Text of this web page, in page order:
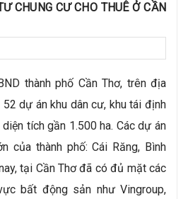
CHUNG CƯ CHO THUÊ Ở CẦN
thành phố Cần Thơ, trên địa
dự án khu dân cư, khu tái định
tích gần 1.500 ha. Các dự án
của thành phố: Cái Răng, Bình
tại Cần Thơ đã có đủ mặt các
bất động sản như Vingroup,